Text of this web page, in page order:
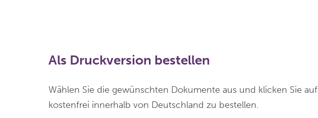
Als Druckversion bestellen
Wählen Sie die gewünschten Dokumente aus und klicken Sie auf
kostenfrei innerhalb von Deutschland zu bestellen.